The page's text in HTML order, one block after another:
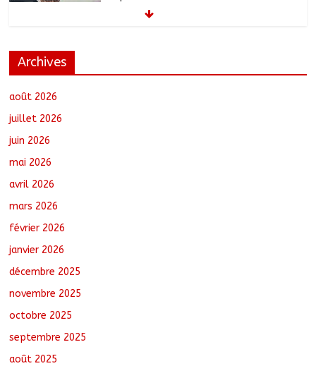
d’adhésion
وداي يطالب الحكومة بمعالجة أزمة المياه
Archives
août 2026
juillet 2026
juin 2026
mai 2026
avril 2026
mars 2026
février 2026
janvier 2026
décembre 2025
novembre 2025
octobre 2025
septembre 2025
août 2025